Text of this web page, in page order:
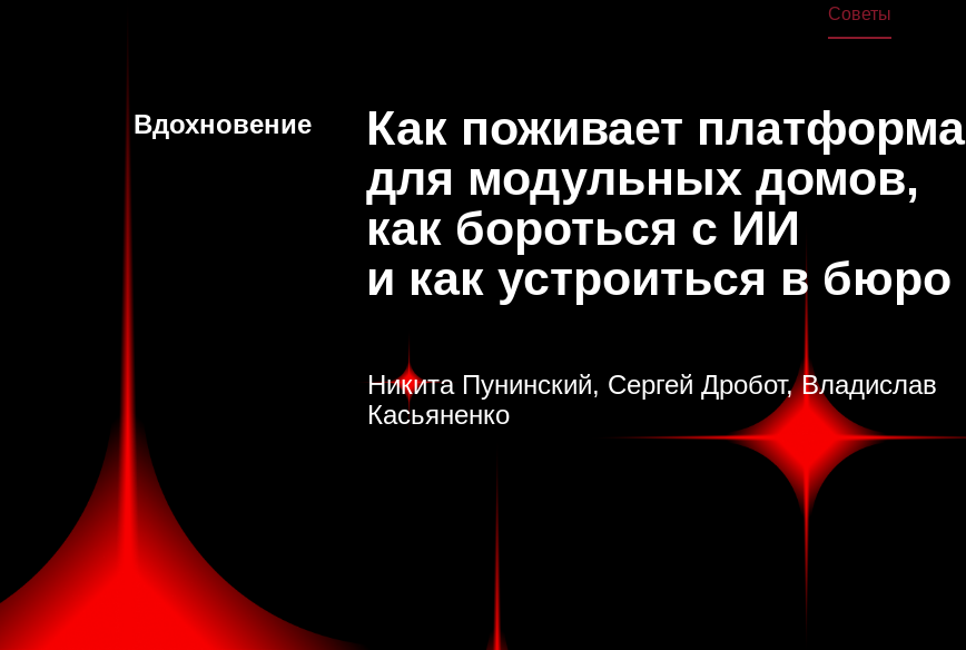
Советы
Вдохновение Как поживает платформа
для модульных домов,
как бороться с ИИ
и как устроиться в бюро
Никита Пунинский, Сергей Дробот, Владислав
Касьяненко